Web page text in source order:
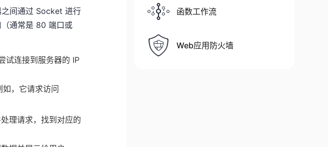
之间通过 Socket 进行
通常是 80 端口或
试连接到服务器的 IP
，它请求访问
理请求，找到对应的
函数工作流
Web应用防火墙